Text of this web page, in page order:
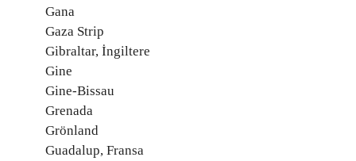
Gana
Gaza Strip
Gibraltar, İngiltere
Gine
Gine-Bissau
Grenada
Grönland
Guadalup, Fransa